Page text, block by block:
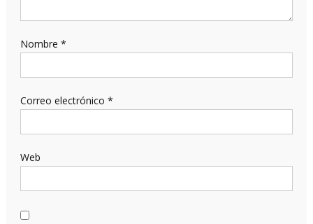
Nombre *
Correo electrónico *
Web